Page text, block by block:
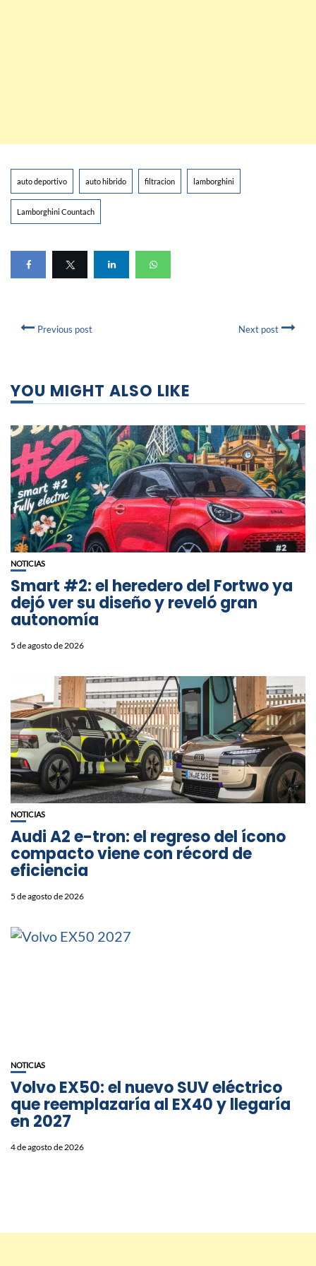
auto deportivo auto hibrido filtracion lamborghini
Lamborghini Countach
Previous post Next post
YOU MIGHT ALSO LIKE
NOTICIAS
Smart #2: el heredero del Fortwo ya
dejó ver su diseño y reveló gran
autonomía
5 de agosto de 2026
NOTICIAS
Audi A2 e-tron: el regreso del ícono
compacto viene con récord de
eficiencia
5 de agosto de 2026
NOTICIAS
Volvo EX50: el nuevo SUV eléctrico
que reemplazaría al EX40 y llegaría
en 2027
4 de agosto de 2026